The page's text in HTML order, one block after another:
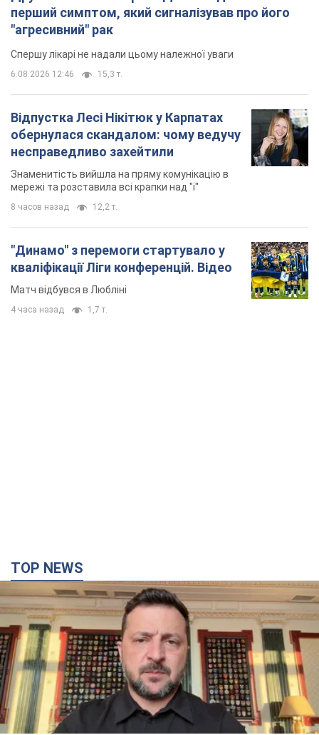
перший симптом, який сигналізував про його
"агресивний" рак
Спершу лікарі не надали цьому належної уваги
6.08.2026 12:46 15,3 т.
Відпустка Лесі Нікітюк у Карпатах
обернулася скандалом: чому ведучу
несправедливо захейтили
Знаменитість вийшла на пряму комунікацію в
мережі та розставила всі крапки над "і"
8 часов назад 12,2 т.
"Динамо" з перемоги стартувало у
кваліфікації Ліги конференцій. Відео
Матч відбувся в Любліні
4 часа назад 1,7 т.
TOP NEWS